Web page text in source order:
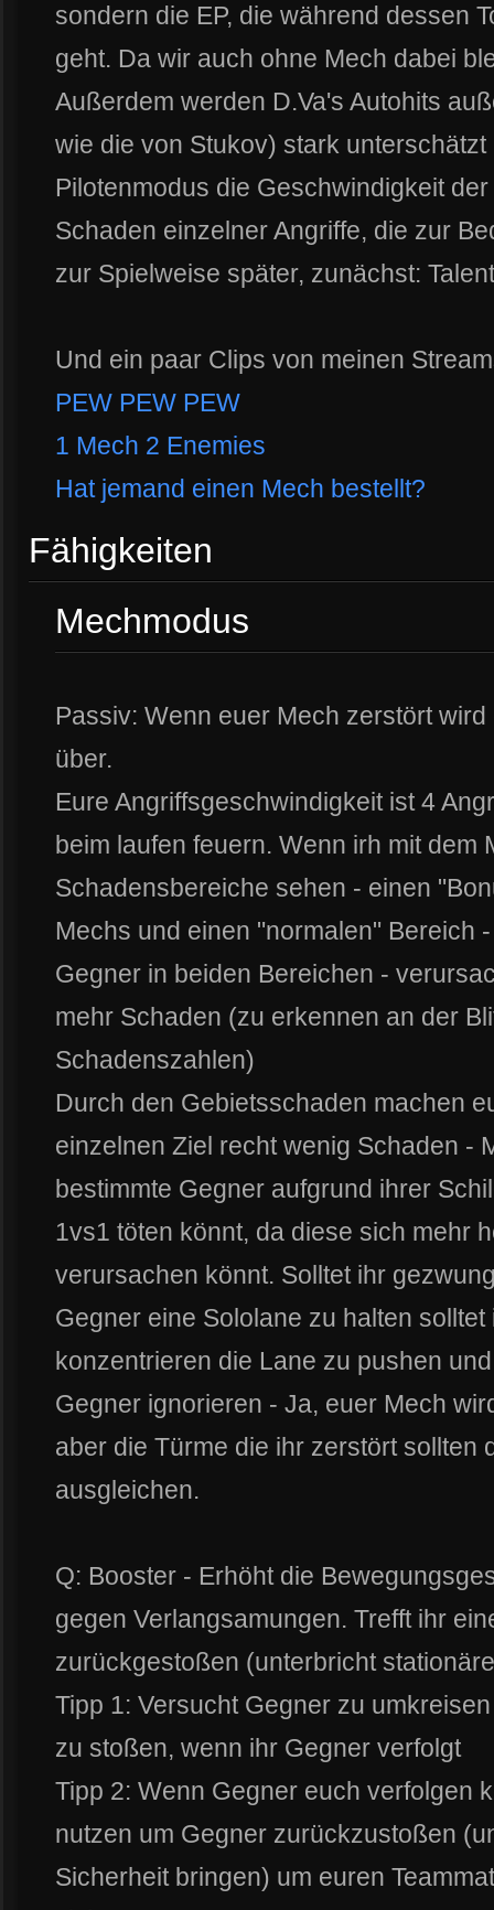
sondern die EP, die während dessen
geht. Da wir auch ohne Mech dabei
Außerdem werden D.Va's Autohits
wie die von Stukov) stark
Pilotenmodus die Geschwindigkeit
Schaden einzelner Angriffe, die zur
zur Spielweise später, zunächst:
Und ein paar Clips von meinen
PEW PEW PEW
1 Mech 2 Enemies
Hat jemand einen Mech bestellt?
Fähigkeiten
Mechmodus
Passiv: Wenn euer Mech zerstört
über.
Eure Angriffsgeschwindigkeit ist 4
beim laufen feuern. Wenn irh mit dem
Schadensbereiche sehen - einen
Mechs und einen "normalen" Bereich
Gegner in beiden Bereichen -
mehr Schaden (zu erkennen an der
Schadenszahlen)
Durch den Gebietsschaden machen
einzelnen Ziel recht wenig Schaden -
bestimmte Gegner aufgrund ihrer
1vs1 töten könnt, da diese sich mehr
verursachen könnt. Solltet ihr
Gegner eine Sololane zu halten
konzentrieren die Lane zu pushen
Gegner ignorieren - Ja, euer Mech
aber die Türme die ihr zerstört sollten
ausgleichen.
Q: Booster - Erhöht die
gegen Verlangsamungen. Trefft ihr
zurückgestoßen (unterbricht
Tipp 1: Versucht Gegner zu
zu stoßen, wenn ihr Gegner verfolgt
Tipp 2: Wenn Gegner euch verfolgen
nutzen um Gegner zurückzustoßen
Sicherheit bringen) um euren